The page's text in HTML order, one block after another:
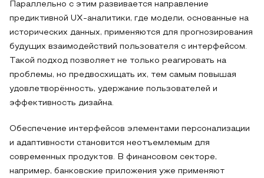
Параллельно с этим развивается направление
предиктивной UX‑аналитики, где модели, основанные на
исторических данных, применяются для прогнозирования
будущих взаимодействий пользователя с интерфейсом.
Такой подход позволяет не только реагировать на
проблемы, но предвосхищать их, тем самым повышая
удовлетворённость, удержание пользователей и
эффективность дизайна.
Обеспечение интерфейсов элементами персонализации
и адаптивности становится неотъемлемым для
современных продуктов. В финансовом секторе,
например, банковские приложения уже применяют